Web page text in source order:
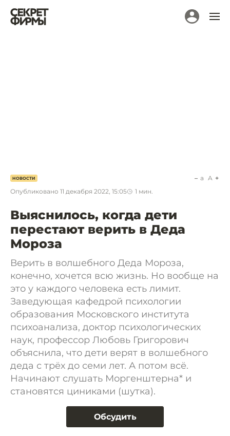
НОВОСТИ
Опубликовано 11 декабря 2022, 15:05 1 мин.
a A
Выяснилось, когда дети
перестают верить в Деда
Мороза
Верить в волшебного Деда Мороза,
конечно, хочется всю жизнь. Но вообще на
это у каждого человека есть лимит.
Заведующая кафедрой психологии
образования Московского института
психоанализа, доктор психологических
наук, профессор Любовь Григорович
объяснила, что дети верят в волшебного
деда с трёх до семи лет. А потом всё.
Начинают слушать Моргенштерна* и
становятся циниками (шутка).
Обсудить